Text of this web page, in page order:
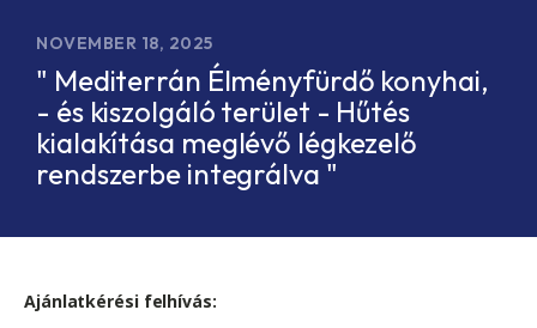
NOVEMBER 18, 2025
" Mediterrán Élményfürdő konyhai,
- és kiszolgáló terület - Hűtés
kialakítása meglévő légkezelő
rendszerbe integrálva "
Ajánlatkérési felhívás: